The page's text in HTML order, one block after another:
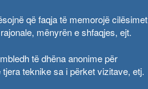
që faqja të memorojë cilësimet
mënyrën e shfaqjes, ejt.
të dhëna anonime për
teknike sa i përket vizitave, etj.